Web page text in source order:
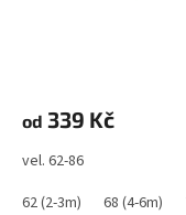
od 339 Kč
vel. 62-86
62 (2-3m)
68 (4-6m)